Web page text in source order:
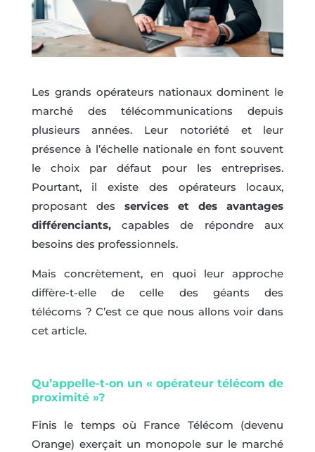
Les grands opérateurs nationaux dominent le
marché des télécommunications depuis
plusieurs années. Leur notoriété et leur
présence à l’échelle nationale en font souvent
le choix par défaut pour les entreprises.
Pourtant, il existe des opérateurs locaux,
proposant des services et des avantages
différenciants,capables de répondre aux
besoins des professionnels.
Mais concrètement, en quoi leur approche
diffère-t-elle de celle des géants des
télécoms ? C’est ce que nous allons voir dans
cet article.
Qu’appelle-t-on un « opérateur télécom de
proximité »?
Finis le temps où France Télécom (devenu
Orange) exerçait un monopole sur le marché